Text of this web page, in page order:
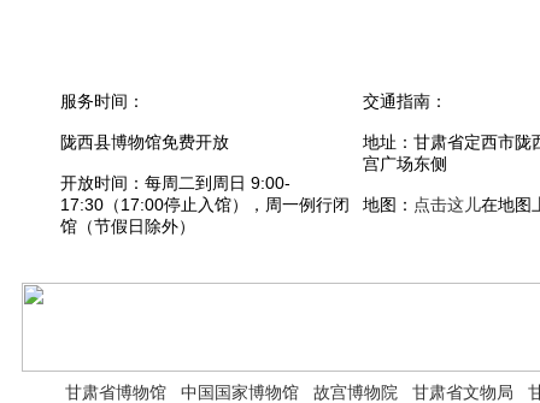
服务时间：
陇西县博物馆免费开放
开放时间：每周二到周日 9:00-
17:30（17:00停止入馆），周一例行闭
馆（节假日除外）
交通指南：
地址：甘肃省定西市陇
宫广场东侧
地图： 点击这儿在地图
甘肃省博物馆 中国国家博物馆 故宫博物院 甘肃省文物局